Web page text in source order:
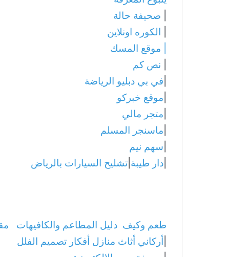
صحيفة حالة
الكوره اونلاين
موقع المسك
نص كم
في بي دبليو الرياضة
موقع خبركو
متجر مالي
ماسنجر المسلم
سهم نيم
دار طيبة تشليح السيارات بالرياض
طعم وكيف دليل المطاعم والكافيهات
أركاني أثاث منازل أفكار تصميم الفلل